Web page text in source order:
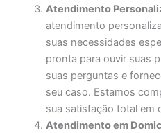
Atendimento
atendimento
suas necessidades
pronta para ouvir suas
suas perguntas e
seu caso. Estamos
sua satisfação total em
Atendimento em